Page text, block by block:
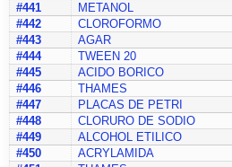
#441
METANOL
#442
CLOROFORMO
#443
AGAR
#444
TWEEN 20
#445
ACIDO BORICO
#446
THAMES
#447
PLACAS DE PETRI
#448
CLORURO DE SODIO
#449
ALCOHOL ETILICO
#450
ACRYLAMIDA